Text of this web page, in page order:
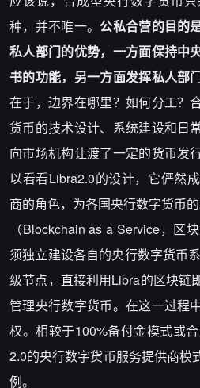
种，并不唯一。公私合营的目的
私人部门的优势，一方面保持中
书的功能，另一方面发挥私人部
在于，边界在哪里？如何分工？
货币的技术设计、系统建设和日
向市场机构让渡了一定的货币发
以看看Libra2.0的设计，它俨然
商的角色，为各国央行数字货币
（Blockchain as a Service，区
须独立建设各自的央行数字货币
级节点，直接利用Libra的区块链
管理央行数字货币。在这一过程
权。相较于100%备付金模式或
2.0的央行数字货币服务提供商模
例。